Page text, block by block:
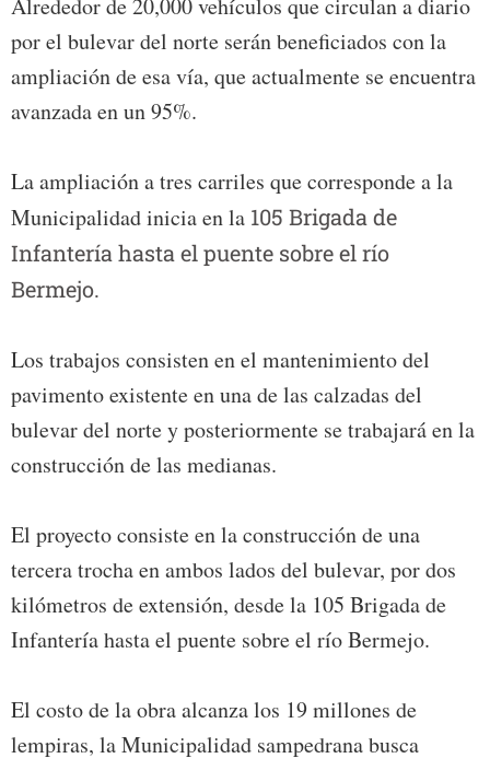
por el bulevar del norte serán beneficiados con la
ampliación de esa vía, que actualmente se encuentra
avanzada en un 95%.
La ampliación a tres carriles que corresponde a la
Municipalidad inicia en la 105 Brigada de
Infantería hasta el puente sobre el río
Bermejo.
Los trabajos consisten en el mantenimiento del
pavimento existente en una de las calzadas del
bulevar del norte y posteriormente se trabajará en la
construcción de las medianas.
El proyecto consiste en la construcción de una
tercera trocha en ambos lados del bulevar, por dos
kilómetros de extensión, desde la 105 Brigada de
Infantería hasta el puente sobre el río Bermejo.
El costo de la obra alcanza los 19 millones de
lempiras, la Municipalidad sampedrana busca